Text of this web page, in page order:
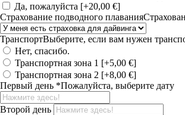
Да, пожалуйста [+20,00 €]
Страхование подводного плавания
ТранспортВыберите, если вам нужен
Нет, спасибо.
Транспортная зона 1 [+5,00 €]
Транспортная зона 2 [+8,00 €]
Первый день *Пожалуйста, выберите дату
Второй день